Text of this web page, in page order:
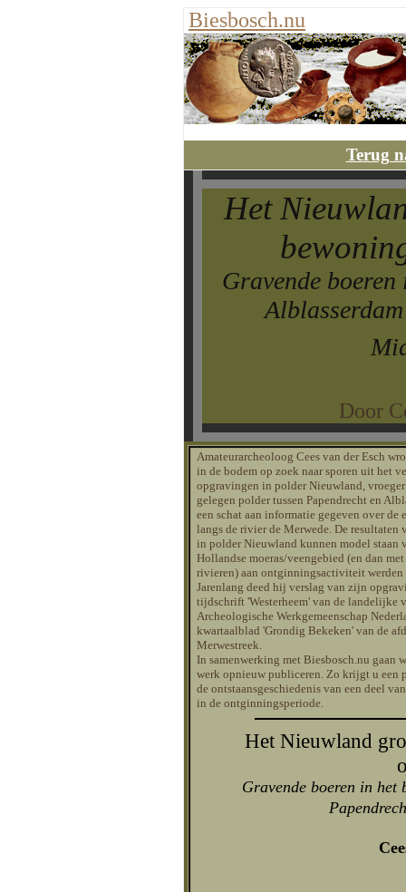
Biesbosch.nu
Terug
Het
Gravende
Door
Amateurarcheoloog Cees van der Esch
in de bodem op zoek naar sporen uit het
opgravingen in polder Nieuwland,
gelegen polder tussen Papendrecht en
een schat aan informatie gegeven over de
langs de rivier de Merwede. De resultaten
in polder Nieuwland kunnen model staan
Hollandse moeras/veengebied (en dan
rivieren) aan ontginningsactiviteit
Jarenlang deed hij verslag van zijn
tijdschrift 'Westerheem' van de landelijke
Archeologische Werkgemeenschap
kwartaalblad 'Grondig Bekeken' van de
Merwestreek.
In samenwerking met Biesbosch.nu gaan
werk opnieuw publiceren. Zo krijgt u
de ontstaansgeschiedenis van een deel
in de ontginningsperiode.
Het Nieuwland
Gravende boeren in het